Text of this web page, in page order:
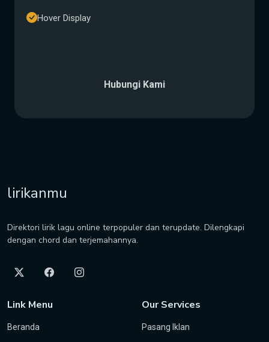
Hover Display
Hubungi Kami
lirikanmu
Direktori lirik lagu online terpopuler dan terupdate. Dilengkapi
dengan chord dan terjemahannya.
Link Menu
Beranda
Our Services
Pasang Iklan